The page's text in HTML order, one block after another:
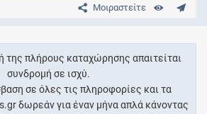
Μοιραστείτε
της πλήρους καταχώρησης απαιτείται
συνδρομή σε ισχύ.
σε όλες τις πληροφορίες και τα
δωρεάν για έναν μήνα απλά κάνοντας